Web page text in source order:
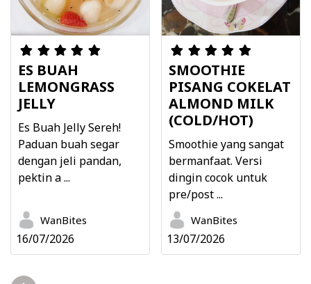
ES BUAH
LEMONGRASS
JELLY
Es Buah Jelly Sereh!
Paduan buah segar
dengan jeli pandan,
pektin a ...
WanBites
16/07/2026
SMOOTHIE
PISANG COKELAT
ALMOND MILK
(COLD/HOT)
Smoothie yang sangat
bermanfaat. Versi
dingin cocok untuk
pre/post ...
WanBites
13/07/2026